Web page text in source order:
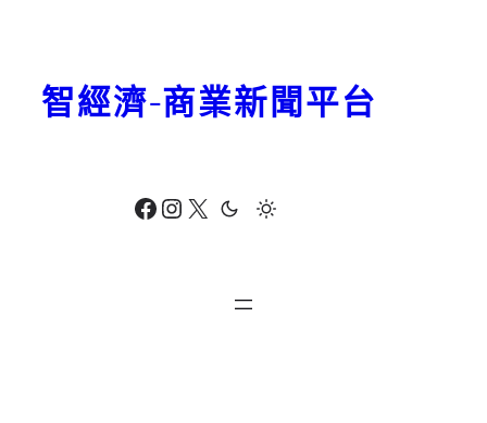
Facebook Instagram X
智經濟-商業新聞平台